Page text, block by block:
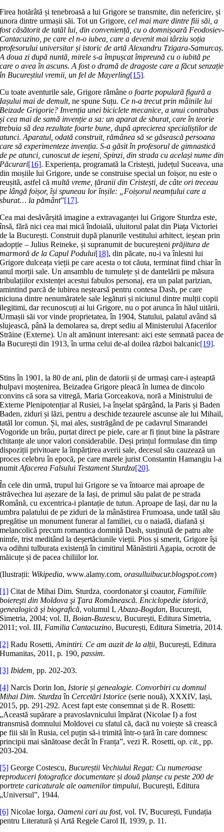
Firea hotărâtă și tenebroasă a lui Grigore se transmite, din nefericire, și
unora dintre urmașii săi. Tot un Grigore,cel mai mare dintre fiii săi, a
fost căsătorit de tatăl lui, din conveniență, cu o domnișoară Feodosiev-
Cantacuzino, pe care el n-o iubea, care a devenit mai târziu soția
profesorului universitar și istoric de artă Alexandru Tzigara-Samurcaș.
A doua zi după nuntă, mirele s-a împușcat împreună cu o iubită pe
care o avea în ascuns. A fost o dramă de dragoste care a făcut senzație
în Bucureștiul vremii, un fel de Mayerling[15].
Cu toate aventurile sale, Grigore rămâneo foarte populară figură a
Iașului mai de demult, ne spune Suțu. Ce n-a trecut prin mâinile lui
Beizade Grigorie? Invenția unei biciclete mecanice, a unui contrabas
și cea mai de samă invenție a sa: un aparat de sburat, care în teorie
trebuia să dea rezultate foarte bune, după aprecierea specialiștilor de
atunci. Aparatul, odată construit, rămânea să se găsească persoana
care să experimenteze invenția. S-a găsit în profesorul de gimnastică
de pe atunci, cunoscut de ieșeni, Spinzi, din strada cu același nume din
Păcurari[16]. Experiența, programată la Cristești, județul Suceava, una
din moșiile lui Grigore, unde se construise special un foișor, nu este o
reușită, astfel cămultă vreme, țăranii din Cristești, de câte ori treceau
pe lângă foișor, își spuneau lor înșile: „Foișorul neamțului care a
sburat… la pământ”[17].
Cea mai desăvârșită imagine a extravaganței lui Grigore Sturdza este,
însă, fără nici cea mai mică îndoială, uluitorul palat din Piața Victoriei
de la București. Construit după planurile vestitului arhitect, ieșean prin
adopție – Julius Reineke, și supranumit de bucureșteniprăjitura de
marmoră de la Capul Podului[18], din păcate, nu-i va înlesni lui
Grigore dulceața vieții pe care acesta o tot căuta, terminat fiind chiar în
anul morții sale. Un ansamblu de turnulețe și de dantelării pe măsura
tribulațiilor existenței acestui fabulos personaj, era un palat parizian,
amintind parcă de iubirea neștearsă pentru contesa Dash, pe care
niciuna dintre nenumăratele sale legături și niciunul dintre mulții copii
ilegitimi, dar recunoscuți ai lui Grigore, nu o pot arunca în hăul uitării.
Urmașii săi vor vinde proprietatea, în 1904, Statului, palatul având să
slujească, până la demolarea sa, drept sediu al Ministerului Afacerilor
Străine (Externe). Un alt amănunt interesant: aici este semnată pacea de
la București din 1913, în urma celui de-al doilea război balcanic[19].
Stins în 1901, la 80 de ani, plin de datorii și de urmași care-i așteaptă
hulpavi moștenirea, Beizadea Grigore pleacă în lumea de dincolo
convins că sora sa vitregă, Maria Gorceakova, noră a Ministrului de
Externe Plenipotențiar al Rusiei, l-a înșelat spărgând, la Paris și Baden
Baden, ziduri și lăzi, pentru a deschide tezaurele ascunse ale lui Mihail,
tatăl lor comun. Și, mai ales, sustrăgând de pe cadavrul Smarandei
Vogoride un brâu, purtat direct pe piele, care ar fi ținut bine la păstrare
chitanțe ale unor valori considerabile. Deși prințul formulase din timp
dispoziții privitoare la împărțirea averii sale, decesul său cauzează un
proces celebru în epocă, pe care marele jurist Constantin Hamangiu l-a
numitAfacerea Falsului Testament Sturdza[20].
În cele din urmă, trupul lui Grigore se va întoarce mai aproape de
străvechea lui așezare de la Iași, de primul său palat de pe strada
Română, cu excentrica-i plantație de tutun. Aproape de Iași, dar nu la
umbra palatului de pe ziduri de la mânăstirea Frumoasa, unde tatăl său
pregătise un monument funerar al familiei, cu o naiadă, diafană și
melancolică precum romantica domniță Dash, susținută de patru alte
nimfe, trist meditând la deșertăciunile vieții. Pios și smerit, Grigore își
va odihni tulburata existență în cimitirul Mănăstirii Agapia, ocrotit de
măicuțe și de pacea chiliilor lor.
(Ilustrații: Wikipedia, www.alamy.com,orasulluibucur.blogspot.com)
[1] Citat de Mihai Dim. Sturdza, coordonator şi coautor,Familiile
boiereşti din Moldova şi Ţara Românească. Enciclopedie istorică,
genealogică şi biografică, volumul I,Abaza-Bogdan, Bucureşti,
Simetria, 2004; vol. II,Boian-Buzescu, București, Editura Simetria,
2011; vol. III,Familia Cantacuzino, București, Editura Simetria, 2014.
[2] Radu Rosetti,Amintiri. Ce am auzit de la alții,București, Editura
Humanitas, 2011, p. 190,passim.
[3] Ibidem,pp. 202-203.
[4] Narcis Dorin Ion,Istorie și genealogie. Convorbiri cu domnul
Mihai Dim. Sturdzaîn Cercetări Istorice (serie nouă), XXXIV, Iași,
2015, pp. 291-292. Acest fapt este consemnat și de R. Rosetti:
„Această supărare a pravoslavnicului împărat (Nicolae I) a fost
transmisă domnului Moldovei cu sfatul că, dacă nu voiește să crească
pe fiii săi în Rusia, cel puțin să-i trimită într-o țară în care domnesc
principii mai sănătoase decât în Franța”, vezi R. Rosetti, op. cit.,pp.
203-204.
[5] George Costescu,Bucureștii Vechiului Regat: Cu numeroase
reproduceri fotografice documentare și două planșe cu peste 200 de
portrete caricaturale ale oamenilor timpului, București, Editura
„Universul”, 1944.
[6] Nicolae Iorga,Oameni cari au fost, vol. IV, București, Fundația
pentru Literatură și Artă Regele Carol II, 1939, p. 11.